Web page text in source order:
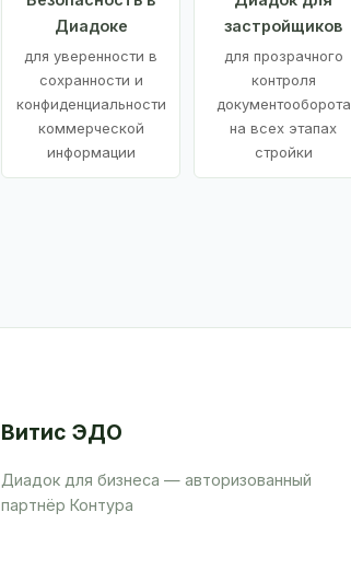
Диадоке
для уверенности в
сохранности и
конфиденциальности
коммерческой
информации
застройщиков
для прозрачного
контроля
документооборота
на всех этапах
стройки
Витис ЭДО
Диадок для бизнеса — авторизованный
партнёр Контура